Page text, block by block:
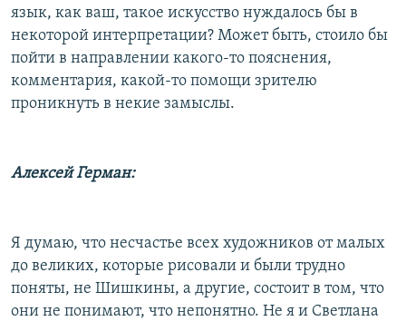
язык, как ваш, такое искусство нуждалось бы в
некоторой интерпретации? Может быть, стоило бы
пойти в направлении какого-то пояснения,
комментария, какой-то помощи зрителю
проникнуть в некие замыслы.
Алексей Герман:
Я думаю, что несчастье всех художников от малых
до великих, которые рисовали и были трудно
поняты, не Шишкины, а другие, состоит в том, что
они не понимают, что непонятно. Не я и Светлана